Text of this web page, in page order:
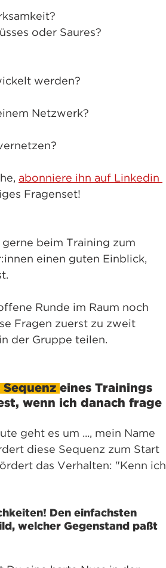
oder Saures?
werden?
Netzwerk?
abonniere ihn auf Linkedin
Fragenset!
beim Training zum
einen guten Einblick,
Runde im Raum noch
Fragen zuerst zu zweit
der Gruppe teilen.
eines Trainings
wenn ich danach frage
geht es um ..., mein Name
diese Sequenz zum Start
das Verhalten: "Kenn ich
Den einfachsten
welcher Gegenstand paßt